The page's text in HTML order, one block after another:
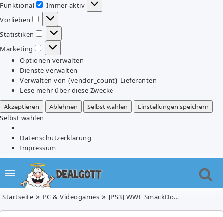
Funktional
Funktional
Immer aktiv
Vorlieben
Vorlieben
Statistiken
Statistiken
Marketing
Marketing
Optionen verwalten
Dienste verwalten
Verwalten von {vendor_count}-Lieferanten
Lese mehr über diese Zwecke
Akzeptieren
Ablehnen Selbst wählen
Einstellungen speichern
Selbst wählen
Datenschutzerklärung
Impressum
Startseite PC & Videogames [PS3] WWE SmackDown vs. Raw 2011 für 20 Euro incl. Versand